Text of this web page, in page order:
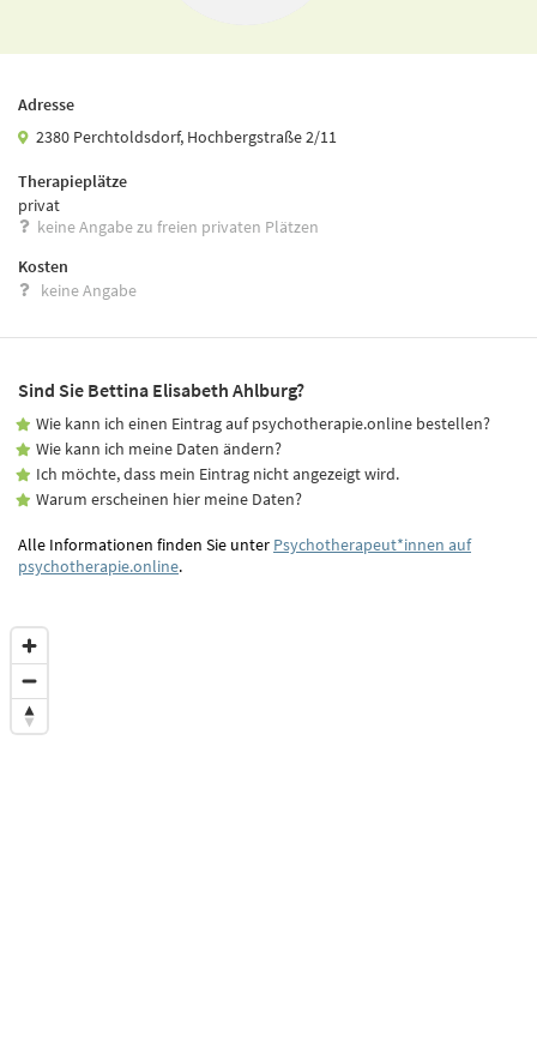
Adresse
2380 Perchtoldsdorf, Hochbergstraße 2/11
Therapieplätze
privat
keine Angabe zu freien privaten Plätzen
Kosten
keine Angabe
Sind Sie Bettina Elisabeth Ahlburg?
Wie kann ich einen Eintrag auf psychotherapie.online bestellen?
Wie kann ich meine Daten ändern?
Ich möchte, dass mein Eintrag nicht angezeigt wird.
Warum erscheinen hier meine Daten?
Alle Informationen finden Sie unter Psychotherapeut*innen auf
psychotherapie.online.